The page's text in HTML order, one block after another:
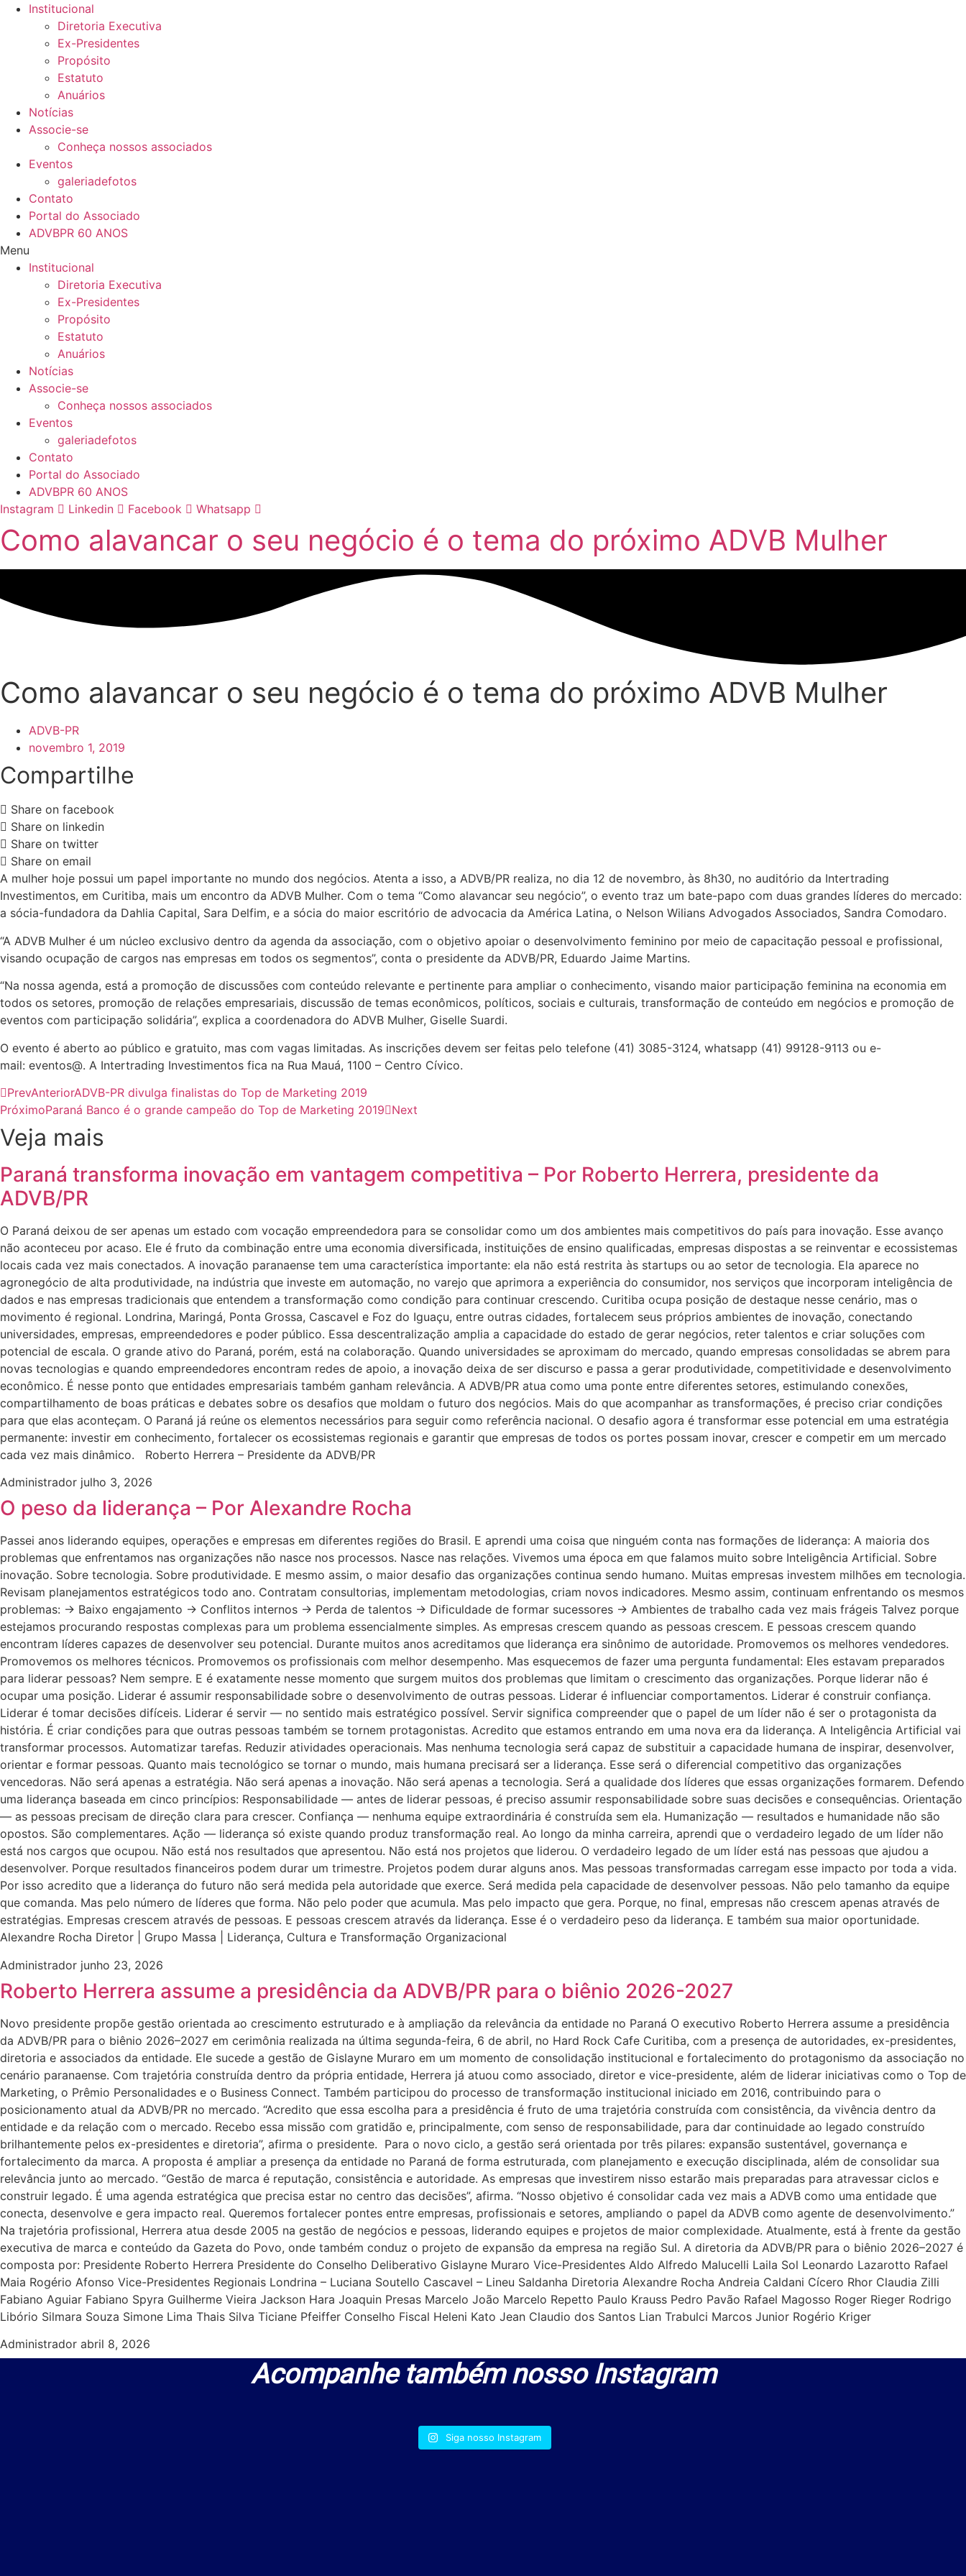
conteúdo
Institucional
Diretoria Executiva
Ex-Presidentes
Propósito
Estatuto
Anuários
Notícias
Associe-se
Conheça nossos associados
Eventos
galeriadefotos
Contato
Portal do Associado
ADVBPR 60 ANOS
Menu
Institucional
Diretoria Executiva
Ex-Presidentes
Propósito
Estatuto
Anuários
Notícias
Associe-se
Conheça nossos associados
Eventos
galeriadefotos
Contato
Portal do Associado
ADVBPR 60 ANOS
Instagram
Linkedin Facebook Whatsapp
Como alavancar o seu negócio é o tema do próximo ADVB Mulher
Como alavancar o seu negócio é o tema do próximo ADVB Mulher
ADVB-PR
novembro 1, 2019
Compartilhe
Share on facebook
Share on linkedin
Share on twitter
Share on email
A mulher hoje possui um papel importante no mundo dos negócios. Atenta a isso, a ADVB/PR realiza, no dia 12 de novembro, às 8h30, no auditório da Intertrading
Investimentos, em Curitiba, mais um encontro da ADVB Mulher. Com o tema “Como alavancar seu negócio”, o evento traz um bate-papo com duas grandes líderes do mercado:
a sócia-fundadora da Dahlia Capital, Sara Delfim, e a sócia do maior escritório de advocacia da América Latina, o Nelson Wilians Advogados Associados, Sandra Comodaro.
“A ADVB Mulher é um núcleo exclusivo dentro da agenda da associação, com o objetivo apoiar o desenvolvimento feminino por meio de capacitação pessoal e profissional,
visando ocupação de cargos nas empresas em todos os segmentos”, conta o presidente da ADVB/PR, Eduardo Jaime Martins.
“Na nossa agenda, está a promoção de discussões com conteúdo relevante e pertinente para ampliar o conhecimento, visando maior participação feminina na economia em
todos os setores, promoção de relações empresariais, discussão de temas econômicos, políticos, sociais e culturais, transformação de conteúdo em negócios e promoção de
eventos com participação solidária”, explica a coordenadora do ADVB Mulher, Giselle Suardi.
O evento é aberto ao público e gratuito, mas com vagas limitadas. As inscrições devem ser feitas pelo telefone (41) 3085-3124, whatsapp (41) 99128-9113 ou e-
mail: eventos@. A Intertrading Investimentos fica na Rua Mauá, 1100 – Centro Cívico.
PrevAnteriorADVB-PR divulga finalistas do Top de Marketing 2019
PróximoParaná Banco é o grande campeão do Top de Marketing 2019 Next
Veja mais
Paraná transforma inovação em vantagem competitiva – Por Roberto Herrera, presidente da
ADVB/PR
O Paraná deixou de ser apenas um estado com vocação empreendedora para se consolidar como um dos ambientes mais competitivos do país para inovação. Esse avanço
não aconteceu por acaso. Ele é fruto da combinação entre uma economia diversificada, instituições de ensino qualificadas, empresas dispostas a se reinventar e ecossistemas
locais cada vez mais conectados. A inovação paranaense tem uma característica importante: ela não está restrita às startups ou ao setor de tecnologia. Ela aparece no
agronegócio de alta produtividade, na indústria que investe em automação, no varejo que aprimora a experiência do consumidor, nos serviços que incorporam inteligência de
dados e nas empresas tradicionais que entendem a transformação como condição para continuar crescendo. Curitiba ocupa posição de destaque nesse cenário, mas o
movimento é regional. Londrina, Maringá, Ponta Grossa, Cascavel e Foz do Iguaçu, entre outras cidades, fortalecem seus próprios ambientes de inovação, conectando
universidades, empresas, empreendedores e poder público. Essa descentralização amplia a capacidade do estado de gerar negócios, reter talentos e criar soluções com
potencial de escala. O grande ativo do Paraná, porém, está na colaboração. Quando universidades se aproximam do mercado, quando empresas consolidadas se abrem para
novas tecnologias e quando empreendedores encontram redes de apoio, a inovação deixa de ser discurso e passa a gerar produtividade, competitividade e desenvolvimento
econômico. É nesse ponto que entidades empresariais também ganham relevância. A ADVB/PR atua como uma ponte entre diferentes setores, estimulando conexões,
compartilhamento de boas práticas e debates sobre os desafios que moldam o futuro dos negócios. Mais do que acompanhar as transformações, é preciso criar condições
para que elas aconteçam. O Paraná já reúne os elementos necessários para seguir como referência nacional. O desafio agora é transformar esse potencial em uma estratégia
permanente: investir em conhecimento, fortalecer os ecossistemas regionais e garantir que empresas de todos os portes possam inovar, crescer e competir em um mercado
cada vez mais dinâmico. Roberto Herrera – Presidente da ADVB/PR
Administrador julho 3, 2026
O peso da liderança – Por Alexandre Rocha
Passei anos liderando equipes, operações e empresas em diferentes regiões do Brasil. E aprendi uma coisa que ninguém conta nas formações de liderança: A maioria dos
problemas que enfrentamos nas organizações não nasce nos processos. Nasce nas relações. Vivemos uma época em que falamos muito sobre Inteligência Artificial. Sobre
inovação. Sobre tecnologia. Sobre produtividade. E mesmo assim, o maior desafio das organizações continua sendo humano. Muitas empresas investem milhões em tecnologia.
Revisam planejamentos estratégicos todo ano. Contratam consultorias, implementam metodologias, criam novos indicadores. Mesmo assim, continuam enfrentando os mesmos
problemas: → Baixo engajamento → Conflitos internos → Perda de talentos → Dificuldade de formar sucessores → Ambientes de trabalho cada vez mais frágeis Talvez porque
estejamos procurando respostas complexas para um problema essencialmente simples. As empresas crescem quando as pessoas crescem. E pessoas crescem quando
encontram líderes capazes de desenvolver seu potencial. Durante muitos anos acreditamos que liderança era sinônimo de autoridade. Promovemos os melhores vendedores.
Promovemos os melhores técnicos. Promovemos os profissionais com melhor desempenho. Mas esquecemos de fazer uma pergunta fundamental: Eles estavam preparados
para liderar pessoas? Nem sempre. E é exatamente nesse momento que surgem muitos dos problemas que limitam o crescimento das organizações. Porque liderar não é
ocupar uma posição. Liderar é assumir responsabilidade sobre o desenvolvimento de outras pessoas. Liderar é influenciar comportamentos. Liderar é construir confiança.
Liderar é tomar decisões difíceis. Liderar é servir — no sentido mais estratégico possível. Servir significa compreender que o papel de um líder não é ser o protagonista da
história. É criar condições para que outras pessoas também se tornem protagonistas. Acredito que estamos entrando em uma nova era da liderança. A Inteligência Artificial vai
transformar processos. Automatizar tarefas. Reduzir atividades operacionais. Mas nenhuma tecnologia será capaz de substituir a capacidade humana de inspirar, desenvolver,
orientar e formar pessoas. Quanto mais tecnológico se tornar o mundo, mais humana precisará ser a liderança. Esse será o diferencial competitivo das organizações
vencedoras. Não será apenas a estratégia. Não será apenas a inovação. Não será apenas a tecnologia. Será a qualidade dos líderes que essas organizações formarem. Defendo
uma liderança baseada em cinco princípios: Responsabilidade — antes de liderar pessoas, é preciso assumir responsabilidade sobre suas decisões e consequências. Orientação
— as pessoas precisam de direção clara para crescer. Confiança — nenhuma equipe extraordinária é construída sem ela. Humanização — resultados e humanidade não são
opostos. São complementares. Ação — liderança só existe quando produz transformação real. Ao longo da minha carreira, aprendi que o verdadeiro legado de um líder não
está nos cargos que ocupou. Não está nos resultados que apresentou. Não está nos projetos que liderou. O verdadeiro legado de um líder está nas pessoas que ajudou a
desenvolver. Porque resultados financeiros podem durar um trimestre. Projetos podem durar alguns anos. Mas pessoas transformadas carregam esse impacto por toda a vida.
Por isso acredito que a liderança do futuro não será medida pela autoridade que exerce. Será medida pela capacidade de desenvolver pessoas. Não pelo tamanho da equipe
que comanda. Mas pelo número de líderes que forma. Não pelo poder que acumula. Mas pelo impacto que gera. Porque, no final, empresas não crescem apenas através de
estratégias. Empresas crescem através de pessoas. E pessoas crescem através da liderança. Esse é o verdadeiro peso da liderança. E também sua maior oportunidade.
Alexandre Rocha Diretor | Grupo Massa | Liderança, Cultura e Transformação Organizacional
Administrador junho 23, 2026
Roberto Herrera assume a presidência da ADVB/PR para o biênio 2026-2027
Novo presidente propõe gestão orientada ao crescimento estruturado e à ampliação da relevância da entidade no Paraná O executivo Roberto Herrera assume a presidência
da ADVB/PR para o biênio 2026–2027 em cerimônia realizada na última segunda-feira, 6 de abril, no Hard Rock Cafe Curitiba, com a presença de autoridades, ex-presidentes,
diretoria e associados da entidade. Ele sucede a gestão de Gislayne Muraro em um momento de consolidação institucional e fortalecimento do protagonismo da associação no
cenário paranaense. Com trajetória construída dentro da própria entidade, Herrera já atuou como associado, diretor e vice-presidente, além de liderar iniciativas como o Top de
Marketing, o Prêmio Personalidades e o Business Connect. Também participou do processo de transformação institucional iniciado em 2016, contribuindo para o
posicionamento atual da ADVB/PR no mercado. “Acredito que essa escolha para a presidência é fruto de uma trajetória construída com consistência, da vivência dentro da
entidade e da relação com o mercado. Recebo essa missão com gratidão e, principalmente, com senso de responsabilidade, para dar continuidade ao legado construído
brilhantemente pelos ex-presidentes e diretoria”, afirma o presidente. Para o novo ciclo, a gestão será orientada por três pilares: expansão sustentável, governança e
fortalecimento da marca. A proposta é ampliar a presença da entidade no Paraná de forma estruturada, com planejamento e execução disciplinada, além de consolidar sua
relevância junto ao mercado. “Gestão de marca é reputação, consistência e autoridade. As empresas que investirem nisso estarão mais preparadas para atravessar ciclos e
construir legado. É uma agenda estratégica que precisa estar no centro das decisões”, afirma. “Nosso objetivo é consolidar cada vez mais a ADVB como uma entidade que
conecta, desenvolve e gera impacto real. Queremos fortalecer pontes entre empresas, profissionais e setores, ampliando o papel da ADVB como agente de desenvolvimento.”
Na trajetória profissional, Herrera atua desde 2005 na gestão de negócios e pessoas, liderando equipes e projetos de maior complexidade. Atualmente, está à frente da gestão
executiva de marca e conteúdo da Gazeta do Povo, onde também conduz o projeto de expansão da empresa na região Sul. A diretoria da ADVB/PR para o biênio 2026–2027 é
composta por: Presidente Roberto Herrera Presidente do Conselho Deliberativo Gislayne Muraro Vice-Presidentes Aldo Alfredo Malucelli Laila Sol Leonardo Lazarotto Rafael
Maia Rogério Afonso Vice-Presidentes Regionais Londrina – Luciana Soutello Cascavel – Lineu Saldanha Diretoria Alexandre Rocha Andreia Caldani Cícero Rhor Claudia Zilli
Fabiano Aguiar Fabiano Spyra Guilherme Vieira Jackson Hara Joaquin Presas Marcelo João Marcelo Repetto Paulo Krauss Pedro Pavão Rafael Magosso Roger Rieger Rodrigo
Libório Silmara Souza Simone Lima Thais Silva Ticiane Pfeiffer Conselho Fiscal Heleni Kato Jean Claudio dos Santos Lian Trabulci Marcos Junior Rogério Kriger
Administrador abril 8, 2026
Acompanhe também nosso Instagram
Siga nosso Instagram